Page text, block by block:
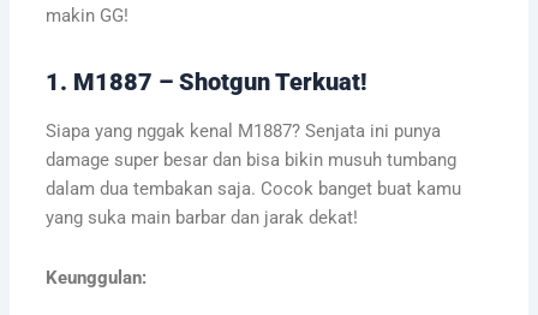
makin GG!
1. M1887 – Shotgun Terkuat!
Siapa yang nggak kenal M1887? Senjata ini punya
damage super besar dan bisa bikin musuh tumbang
dalam dua tembakan saja. Cocok banget buat kamu
yang suka main barbar dan jarak dekat!
Keunggulan: